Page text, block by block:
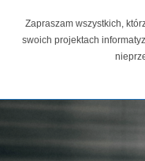
Zapraszam wszystkich,
swoich projektach